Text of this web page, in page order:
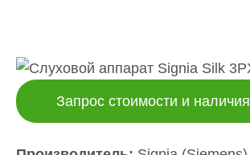
Запрос стоимости и наличия